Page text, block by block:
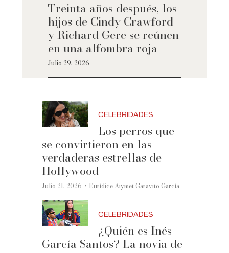
Treinta años después, los
hijos de Cindy Crawford
y Richard Gere se reúnen
en una alfombra roja
Julio 29, 2026
CELEBRIDADES
Los perros que
se convirtieron en las
verdaderas estrellas de
Hollywood
Julio 21, 2026 ·Eurídice Aiymet Garavito García
CELEBRIDADES
¿Quién es Inés
García Santos? La novia de